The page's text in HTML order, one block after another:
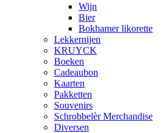
Wijn
Bier
Bokhamer likorette
Lekkernijen
KRUYCK
Boeken
Cadeaubon
Kaarten
Pakketten
Souvenirs
Schrobbelèr Merchandise
Diversen